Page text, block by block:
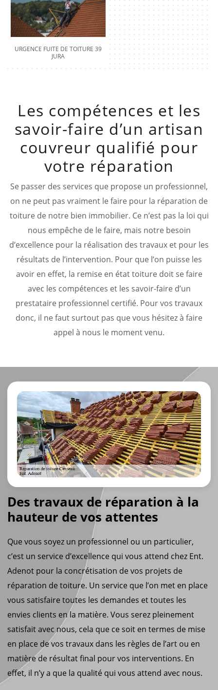
URGENCE FUITE DE TOITURE 39
JURA
Les compétences et les
savoir-faire d’un artisan
couvreur qualifié pour
votre réparation
Se passer des services que propose un professionnel,
on ne peut pas vraiment le faire pour la réparation de
toiture de notre bien immobilier. Ce n’est pas la loi qui
nous empêche de le faire, mais notre besoin
d’excellence pour la réalisation des travaux et pour les
résultats de l’intervention. Pour que l’on puisse les
avoir en effet, la remise en état toiture doit se faire
avec les compétences et les savoir-faire d’un
prestataire professionnel certifié. Pour vos travaux
donc, il ne faut surtout pas que vous hésitez à faire
appel à nous le moment venu.
Des travaux de réparation à la
hauteur de vos attentes
Que vous soyez un professionnel ou un particulier,
c’est un service d’excellence qui vous attend chez Ent.
Adenot pour la concrétisation de vos projets de
réparation de toiture. Un service que l’on met en place
vous satisfaire toutes les demandes et toutes les
envies clients en la matière. Vous serez pleinement
satisfait avec nous, cela que ce soit en termes de mise
en place de vos travaux dans les règles de l’art ou en
matière de résultat final pour vos interventions. En
effet, il n’y a que la qualité qui vous attend avec nous.